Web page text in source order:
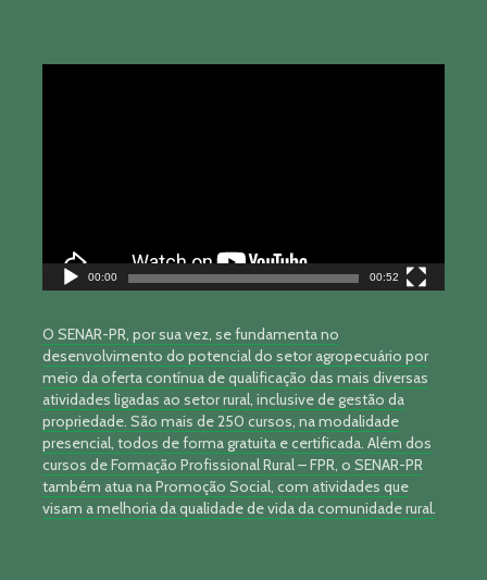
00:00 00:52
O SENAR-PR, por sua vez, se fundamenta no
desenvolvimento do potencial do setor agropecuário por
meio da oferta contínua de qualificação das mais diversas
atividades ligadas ao setor rural, inclusive de gestão da
propriedade. São mais de 250 cursos, na modalidade
presencial, todos de forma gratuita e certificada. Além dos
cursos de Formação Profissional Rural – FPR, o SENAR-PR
também atua na Promoção Social, com atividades que
visam a melhoria da qualidade de vida da comunidade rural.